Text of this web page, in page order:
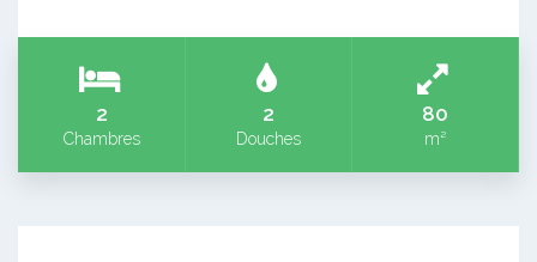
2
Chambres
2
Douches
80
m²